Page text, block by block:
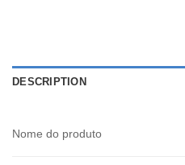
DESCRIPTION
Nome do produto